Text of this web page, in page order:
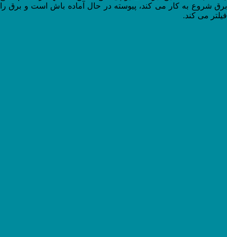
برق شروع به کار می کند، پیوسته در حال آماده باش است و برق را
فیلتر می کند.